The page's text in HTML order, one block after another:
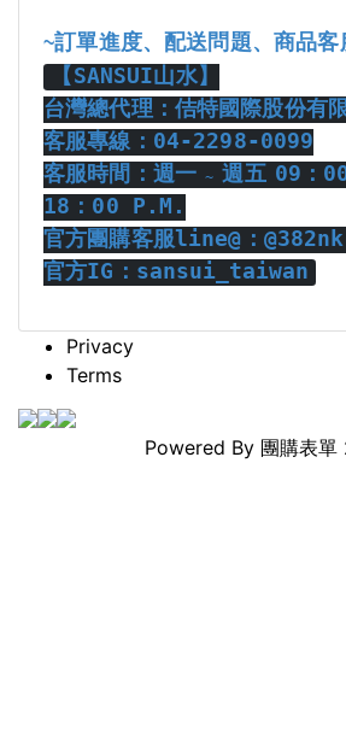
~訂單進度、配送問題、商品客
【SANSUI山水】
台灣總代理：佶特國際股份有
客服專線： 04-2298-0099
客服時間：週一~週五 09 ：
18 ： 00 P.M.
官方團購客服line@ ：
官方IG ： sansui_taiwan
Privacy
Terms
Powered By 團購表單